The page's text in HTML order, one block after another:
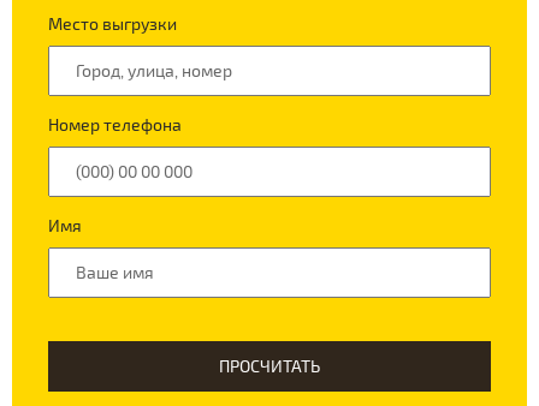
Место выгрузки
Номер телефона
Имя
ПРОСЧИТАТЬ